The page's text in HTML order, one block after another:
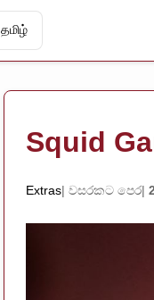
தமிழ்
Squid
Extras වසරකට පෙර